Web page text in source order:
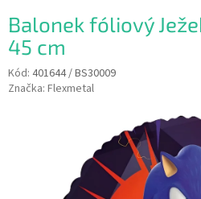
-
OSLAVY
MASKY
-
KOSTÝMY
Balonek fóliový
45 cm
Kód: 401644 / BS30009
Značka: Flexmetal